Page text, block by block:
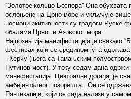
''Золотое кольцо Боспора'' Она обухвата
ослоњене на Црно море и укључује
носиоци акитивности су градови Руске
обалама Црног и Азовског мора.
Најпознатија манифестација је свакако
фестивал који се средином јуна одржава
- Керчу (њега са Тамањским полуострвом
Путинов мост). У току седам дана одржи
манифестација. Централни догађај је
амбијенталног позоришта . Он се
Пантикапеји, који се сада налази у